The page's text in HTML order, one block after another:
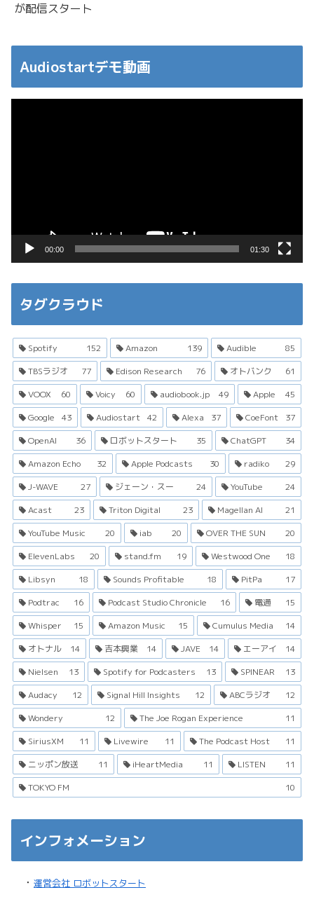
が配信スタート
Audiostartデモ動画
00:00 01:30
タグクラウド
Spotify 152 Amazon 139 Audible
85
TBSラジオ
77 Edison Research 76 オトバンク
61
VOOX
60 Voicy 60 audiobook.jp 49 Apple
45
Google
43 Audiostart 42 Alexa 37 CoeFont
37
OpenAI
36 ロボットスタート 35 ChatGPT
34
Amazon Echo
32 Apple Podcasts 30 radiko
29
J-WAVE
27 ジェーン・スー 24 YouTube
24
Acast
23 Triton Digital 23 Magellan AI
21
YouTube Music
20 iab 20 OVER THE SUN
20
ElevenLabs
20 stand.fm 19 Westwood One
18
Libsyn
18 Sounds Profitable 18 PitPa
17
Podtrac
16 Podcast Studio Chronicle 16 電通
15
Whisper
15 Amazon Music 15 Cumulus Media
14
オトナル
14 吉本興業 14 JAVE 14 エーアイ
14
Nielsen
13 Spotify for Podcasters 13 SPINEAR
13
Audacy
12 Signal Hill Insights 12 ABCラジオ
12
Wondery
12 The Joe Rogan Experience
11
SiriusXM
11 Livewire 11 The Podcast Host
11
ニッポン放送
11 iHeartMedia 11 LISTEN
11
TOKYO FM
10
インフォメーション
・ 運営会社 ロボットスタート